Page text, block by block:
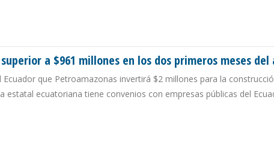
a $961 millones en los dos primeros meses del
que Petroamazonas invertirá $2 millones para la
estatal ecuatoriana tiene convenios con empresas públicas del